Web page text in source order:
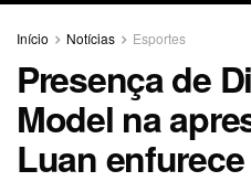
Início Notícias Esportes
Presença de
Model na
Luan